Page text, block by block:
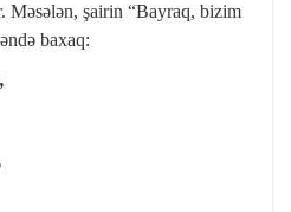
Məsələn, şairin “Bayraq, bizim
baxaq: